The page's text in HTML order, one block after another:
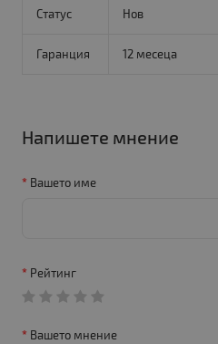
Статус Нов
Гаранция 12 месеца
Напишете мнение
Вашето име
Рейтинг
Вашето мнение